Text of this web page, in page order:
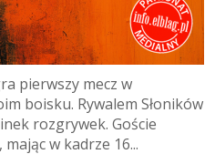
pierwszy mecz w
boisku. Rywalem Słoników
rozgrywek. Goście
w kadrze 16...